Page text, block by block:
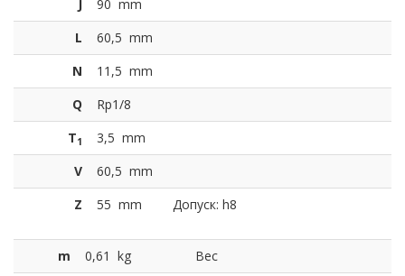
J
90 mm
L
60,5 mm
N
11,5 mm
Q
Rp1/8
T1 3,5 mm
V
60,5 mm
Z
55 mm Допуск: h8
m 0,61 kg
Вес